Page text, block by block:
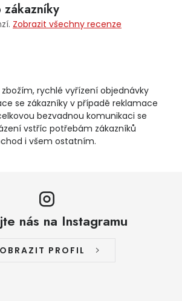
zákazníky
Zobrazit všechny recenze
rychlé vyřízení objednávky
se zákazníky v případě reklamace
bezvadnou komunikaci se
vstříc potřebám zákazníků
i všem ostatním.
nás na Instagramu
PROFIL